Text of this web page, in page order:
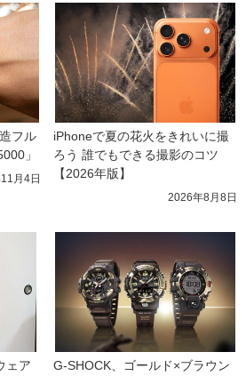
フル
」
月4日
iPhoneで夏の花火をきれいに撮
ろう 誰でもできる撮影のコツ
【2026年版】
2026年8月8日
ェア
G-SHOCK、ゴールド×ブラウン